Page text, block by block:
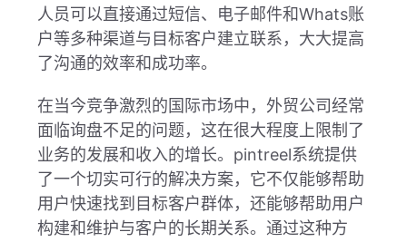
人员可以直接通过短信、电子邮件和Whats账
户等多种渠道与目标客户建立联系，大大提高
了沟通的效率和成功率。
在当今竞争激烈的国际市场中，外贸公司经常
面临询盘不足的问题，这在很大程度上限制了
业务的发展和收入的增长。pintreel系统提供
了一个切实可行的解决方案，它不仅能够帮助
用户快速找到目标客户群体，还能够帮助用户
构建和维护与客户的长期关系。通过这种方